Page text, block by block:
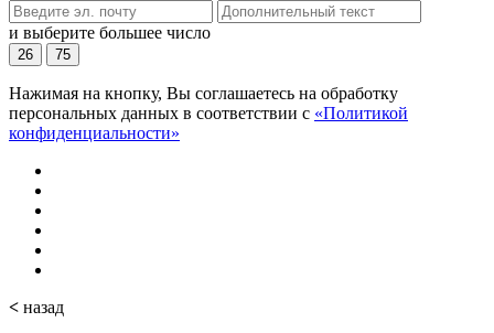
и выберите большее число
26 75
Нажимая на кнопку, Вы соглашаетесь на обработку
персональных данных в соответствии с «Политикой
конфиденциальности»
< назад